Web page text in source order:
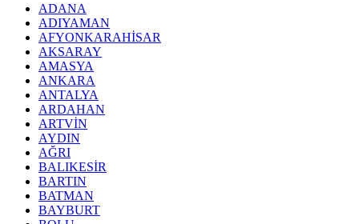
ADANA
ADIYAMAN
AFYONKARAHİSAR
AKSARAY
AMASYA
ANKARA
ANTALYA
ARDAHAN
ARTVİN
AYDIN
AĞRI
BALIKESİR
BARTIN
BATMAN
BAYBURT